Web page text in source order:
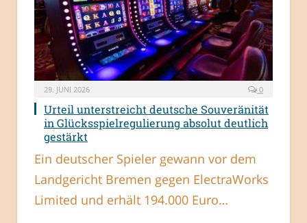
29. JUNI 2026 0
Urteil unterstreicht deutsche Souveränität
in Glücksspielregulierung absolut deutlich
gestärkt
Ein deutscher Spieler gewann vor dem
Landgericht Bremen gegen ElectraWorks
Limited und erhält 194.000 Euro…